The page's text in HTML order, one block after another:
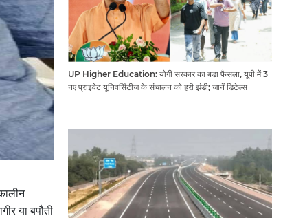
या बपौती
UP Higher Education: योगी सरकार का बड़ा फैसला, यूपी में 3
नए प्राइवेट यूनिवर्सिटीज के संचालन को हरी झंडी; जानें डिटेल्स